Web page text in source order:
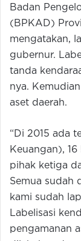
Badan
(BPKAD)
mengatakan,
gubernur.
tanda
nya.
aset daerah.
“Di 2015 ada
Keuangan),
pihak ketiga
Semua sudah
kami sudah
Labelisasi
pengamanan